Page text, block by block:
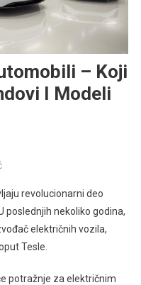
– Koji
I Modeli
revolucionarni deo
poslednjih nekoliko godina,
električnih vozila,
Tesle.
potražnje za električnim